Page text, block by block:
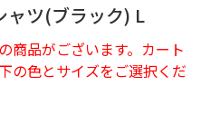
ャツ(ブラック) L
商品がございます。カート
の色とサイズをご選択くだ